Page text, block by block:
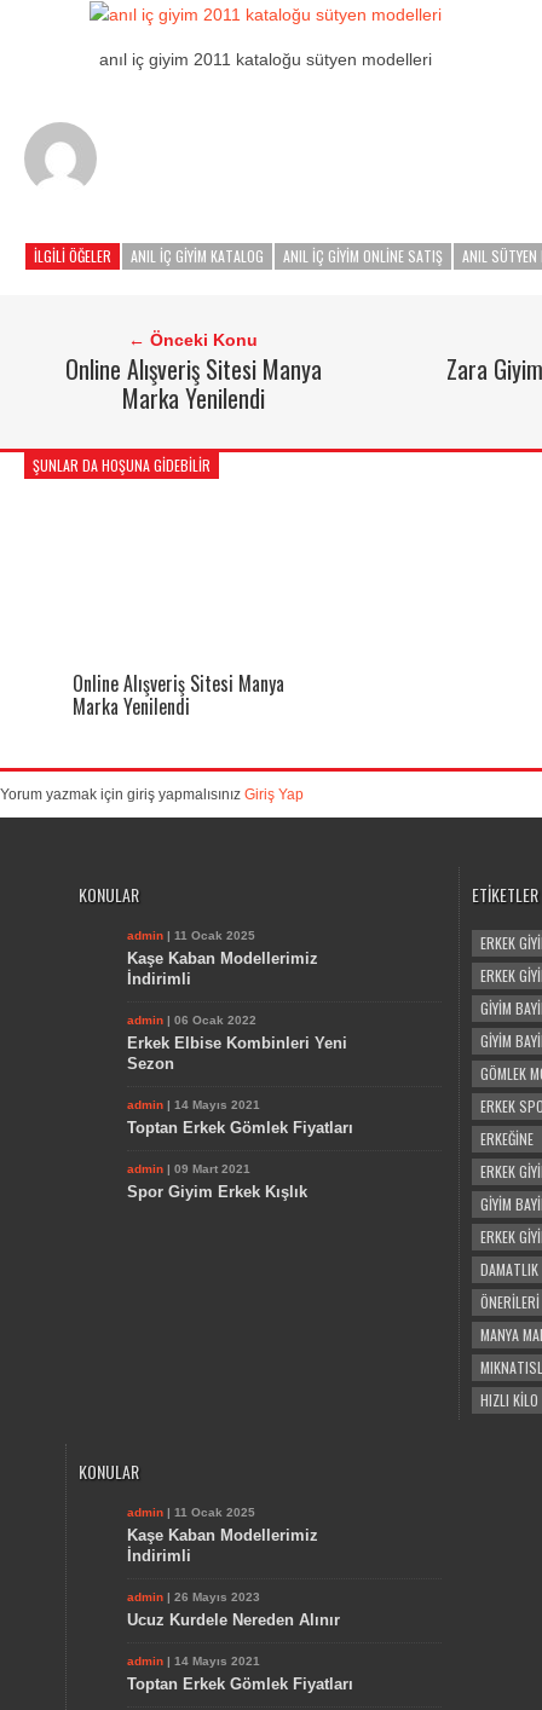
anıl iç giyim 2011 kataloğu sütyen modelleri
İLGILI ÖĞELER ANIL IÇ GIYIM KATALOG ANIL IÇ GIYIM ONLINE SATIŞ ANIL SÜTYEN
← Önceki Konu
Online Alışveriş Sitesi Manya
Marka Yenilendi
Zara
ŞUNLAR DA HOŞUNA GIDEBILIR
Online Alışveriş Sitesi Manya
Marka Yenilendi
Yorum yazmak için giriş yapmalısınız Giriş Yap
KONULAR
admin | 11 Ocak 2025
Kaşe Kaban Modellerimiz
İndirimli
admin | 06 Ocak 2022
Erkek Elbise Kombinleri Yeni
Sezon
admin | 14 Mayıs 2021
Toptan Erkek Gömlek Fiyatları
admin | 09 Mart 2021
Spor Giyim Erkek Kışlık
ETIKETLER
ERKEK
ERKEK
GIYIM
GIYIM
GÖMLEK
ERKEK
ERKEĞINE
ERKEK
GIYIM
ERKEK
ÖNERILERI
MANYA
HIZLI KILO
KONULAR
admin | 11 Ocak 2025
Kaşe Kaban Modellerimiz
İndirimli
admin | 26 Mayıs 2023
Ucuz Kurdele Nereden Alınır
admin | 14 Mayıs 2021
Toptan Erkek Gömlek Fiyatları